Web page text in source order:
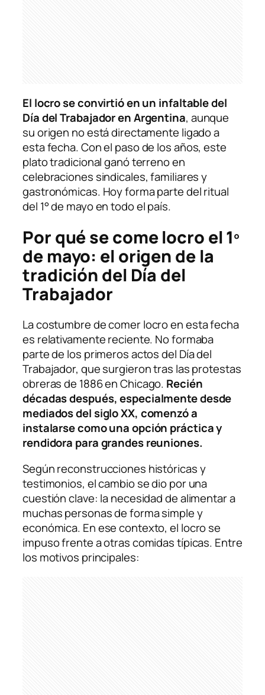
El locro se convirtió en un infaltable del
Día del Trabajador en Argentina, aunque
su origen no está directamente ligado a
esta fecha. Con el paso de los años, este
plato tradicional ganó terreno en
celebraciones sindicales, familiares y
gastronómicas. Hoy forma parte del ritual
del 1° de mayo en todo el país.
Por qué se come locro el 1º
de mayo: el origen de la
tradición del Día del
Trabajador
La costumbre de comer locro en esta fecha
es relativamente reciente. No formaba
parte de los primeros actos del Día del
Trabajador, que surgieron tras las protestas
obreras de 1886 en Chicago. Recién
décadas después, especialmente desde
mediados del siglo XX, comenzó a
instalarse como una opción práctica y
rendidora para grandes reuniones.
Según reconstrucciones históricas y
testimonios, el cambio se dio por una
cuestión clave: la necesidad de alimentar a
muchas personas de forma simple y
económica. En ese contexto, el locro se
impuso frente a otras comidas típicas. Entre
los motivos principales: